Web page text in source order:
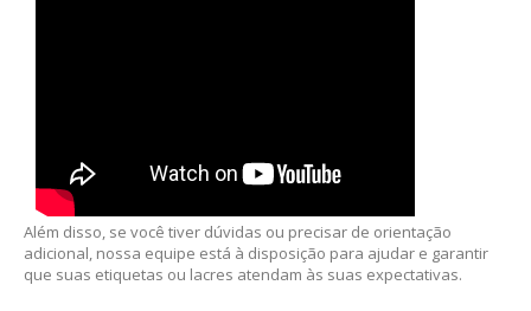
Além disso, se você tiver dúvidas ou precisar de orientação
adicional, nossa equipe está à disposição para ajudar e garantir
que suas etiquetas ou lacres atendam às suas expectativas.